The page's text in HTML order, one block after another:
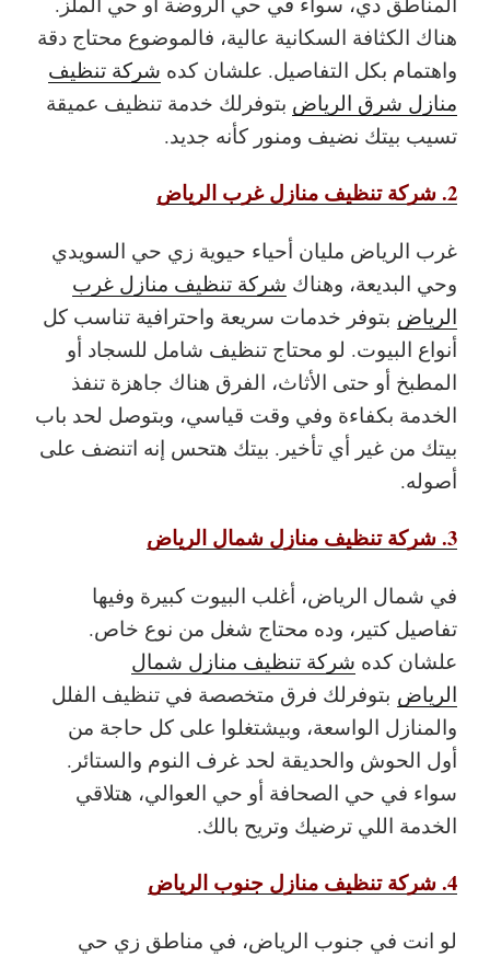
هناك الكثافة السكانية عالية، فالموضوع محتاج دقة
واهتمام بكل التفاصيل. علشان كده شركة تنظيف
منازل شرق الرياض بتوفرلك خدمة تنظيف عميقة
تسيب بيتك نضيف ومنور كأنه جديد.
2. شركة تنظيف منازل غرب الرياض
غرب الرياض مليان أحياء حيوية زي حي السويدي
وحي البديعة، وهناك شركة تنظيف منازل غرب
الرياض بتوفر خدمات سريعة واحترافية تناسب كل
أنواع البيوت. لو محتاج تنظيف شامل للسجاد أو
المطبخ أو حتى الأثاث، الفرق هناك جاهزة تنفذ
الخدمة بكفاءة وفي وقت قياسي، وبتوصل لحد باب
بيتك من غير أي تأخير. بيتك هتحس إنه اتنضف على
أصوله.
3. شركة تنظيف منازل شمال الرياض
في شمال الرياض، أغلب البيوت كبيرة وفيها
تفاصيل كتير، وده محتاج شغل من نوع خاص.
علشان كده شركة تنظيف منازل شمال
الرياض بتوفرلك فرق متخصصة في تنظيف الفلل
والمنازل الواسعة، وبيشتغلوا على كل حاجة من
أول الحوش والحديقة لحد غرف النوم والستائر.
سواء في حي الصحافة أو حي العوالي، هتلاقي
الخدمة اللي ترضيك وتريح بالك.
4. شركة تنظيف منازل جنوب الرياض
لو انت في جنوب الرياض، في مناطق زي حي